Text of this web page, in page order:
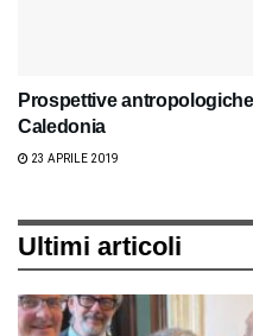
Prospettive
Caledonia
23 APRILE 2019
Ultimi articoli